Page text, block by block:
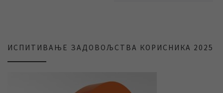
ИСПИТИВАЊЕ ЗАДОВОЉСТВА КОРИСНИКА 2025